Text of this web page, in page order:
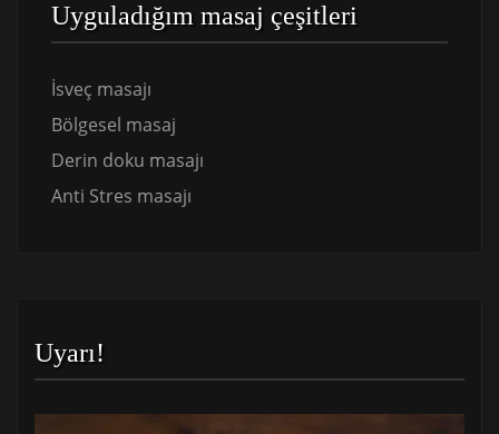
Uyguladığım masaj çeşitleri
İsveç masajı
Bölgesel masaj
Derin doku masajı
Anti Stres masajı
Uyarı!